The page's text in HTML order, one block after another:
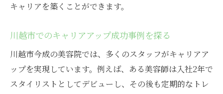
キャリアを築くことができます。
川越市でのキャリアアップ成功事例を探る
川越市今成の美容院では、多くのスタッフがキャリアア
ップを実現しています。例えば、ある美容師は入社2年で
スタイリストとしてデビューし、その後も定期的なトレ